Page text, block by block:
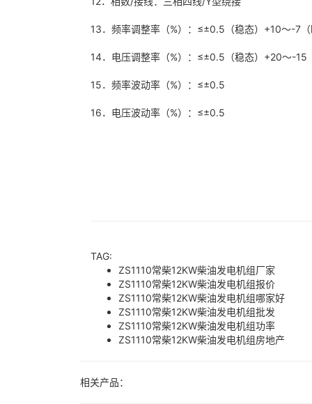
13．频率调整率（%）：≤±0.5（稳态）+10～-7
14．电压调整率（%）：≤±0.5（稳态）+20～-15
15．频率波动率（%）：≤±0.5
16．电压波动率（%）：≤±0.5
TAG:
ZS1110常柴12KW柴油发电机组厂家
ZS1110常柴12KW柴油发电机组报价
ZS1110常柴12KW柴油发电机组哪家好
ZS1110常柴12KW柴油发电机组批发
ZS1110常柴12KW柴油发电机组功率
ZS1110常柴12KW柴油发电机组房地产
相关产品：